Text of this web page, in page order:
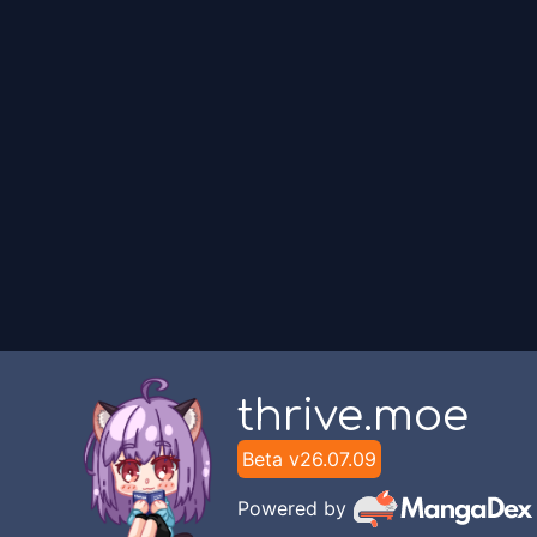
Komikcast
thrive.moe
Beta v26.07.09
Powered by